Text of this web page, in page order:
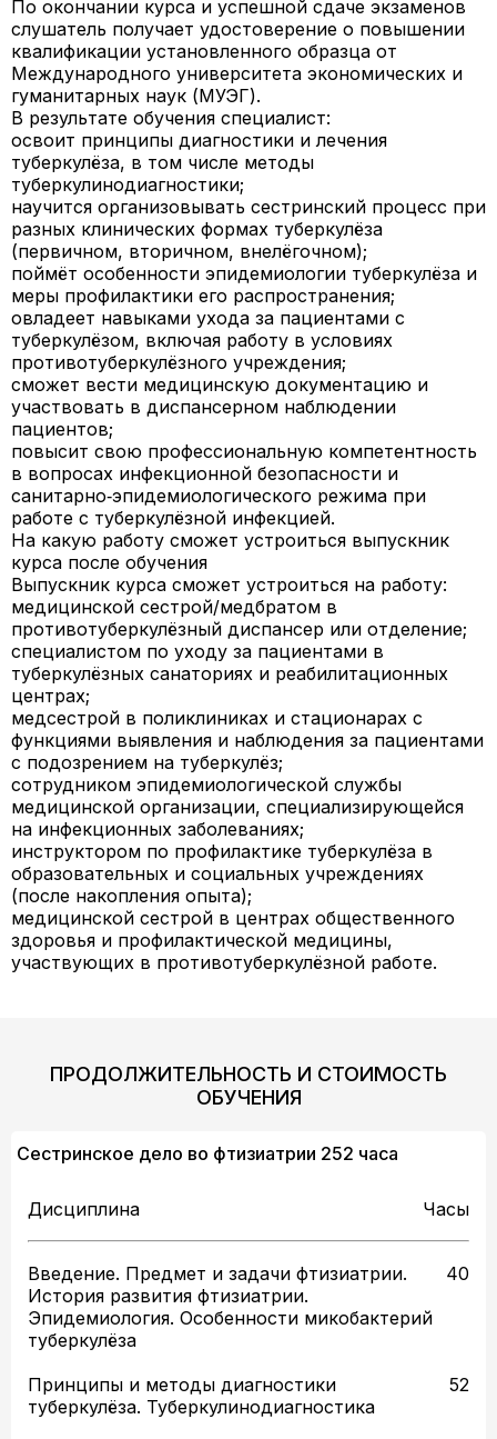
По окончании курса и успешной сдаче экзаменов
слушатель получает удостоверение о повышении
квалификации установленного образца от
Международного университета экономических и
гуманитарных наук (МУЭГ).
В результате обучения специалист:
освоит принципы диагностики и лечения
туберкулёза, в том числе методы
туберкулинодиагностики;
научится организовывать сестринский процесс при
разных клинических формах туберкулёза
(первичном, вторичном, внелёгочном);
поймёт особенности эпидемиологии туберкулёза и
меры профилактики его распространения;
овладеет навыками ухода за пациентами с
туберкулёзом, включая работу в условиях
противотуберкулёзного учреждения;
сможет вести медицинскую документацию и
участвовать в диспансерном наблюдении
пациентов;
повысит свою профессиональную компетентность
в вопросах инфекционной безопасности и
санитарно‑эпидемиологического режима при
работе с туберкулёзной инфекцией.
На какую работу сможет устроиться выпускник
курса после обучения
Выпускник курса сможет устроиться на работу:
медицинской сестрой/медбратом в
противотуберкулёзный диспансер или отделение;
специалистом по уходу за пациентами в
туберкулёзных санаториях и реабилитационных
центрах;
медсестрой в поликлиниках и стационарах с
функциями выявления и наблюдения за пациентами
с подозрением на туберкулёз;
сотрудником эпидемиологической службы
медицинской организации, специализирующейся
на инфекционных заболеваниях;
инструктором по профилактике туберкулёза в
образовательных и социальных учреждениях
(после накопления опыта);
медицинской сестрой в центрах общественного
здоровья и профилактической медицины,
участвующих в противотуберкулёзной работе.
ПРОДОЛЖИТЕЛЬНОСТЬ И СТОИМОСТЬ
ОБУЧЕНИЯ
Сестринское дело во фтизиатрии 252 часа
Дисциплина Часы
Введение. Предмет и задачи фтизиатрии.
История развития фтизиатрии.
Эпидемиология. Особенности микобактерий
туберкулёза
40
Принципы и методы диагностики
туберкулёза. Туберкулинодиагностика
52